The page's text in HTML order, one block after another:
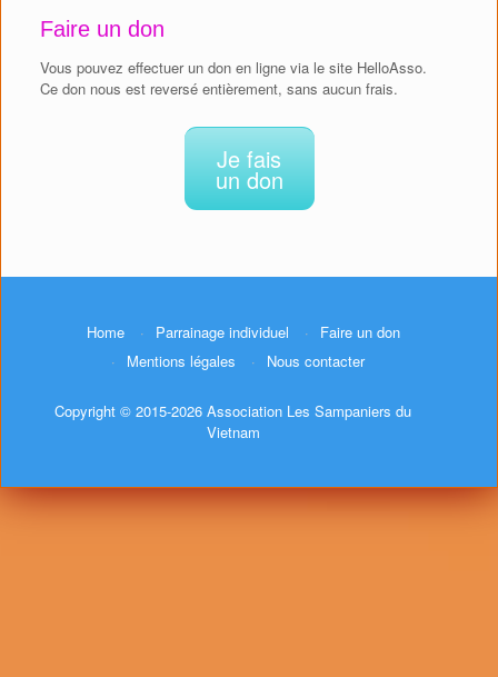
e
b
o
k
t
r
Faire un don
Vous pouvez effectuer un don en ligne via le site HelloAsso.
Ce don nous est reversé entièrement, sans aucun frais.
Je fais
un don
Home Parrainage individuel
Faire un don
Mentions légales
Nous contacter
Copyright © 2015-2026 Association Les Sampaniers du
Vietnam